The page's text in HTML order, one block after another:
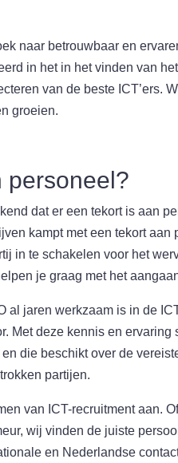
naar betrouwbaar en
in het in het vinden van
van de beste ICT’ers.
groeien.
personeel?
dat er een tekort is aan
kampt met een tekort
in te schakelen voor het
je graag met het
al jaren werkzaam is in de
Met deze kennis en
die beschikt over de
partijen.
van ICT-recruitment aan.
wij vinden de juiste
en Nederlandse